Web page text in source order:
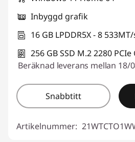
Inbyggd grafik
16 GB LPDDR5X - 8
256 GB SSD M.2 2280 PCIe
Beräknad leverans mellan 18/
Snabbtitt
Artikelnummer: